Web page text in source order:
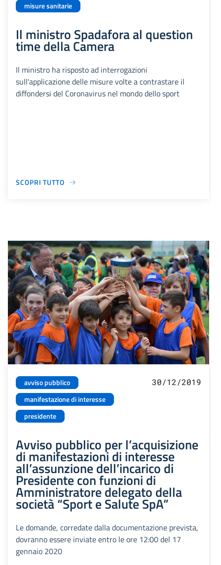
misure sanitarie
Il ministro Spadafora al question
time della Camera
Il ministro ha risposto ad interrogazioni
sull'applicazione delle misure volte a contrastare il
diffondersi del Coronavirus nel mondo dello sport
SCOPRI TUTTO
avviso pubblico
manifestazione di interesse
presidente
30/12/2019
Avviso pubblico per l’acquisizione
di manifestazioni di interesse
all’assunzione dell’incarico di
Presidente con funzioni di
Amministratore delegato della
società “Sport e Salute SpA”
Le domande, corredate dalla documentazione prevista,
dovranno essere inviate entro le ore 12:00 del 17
gennaio 2020